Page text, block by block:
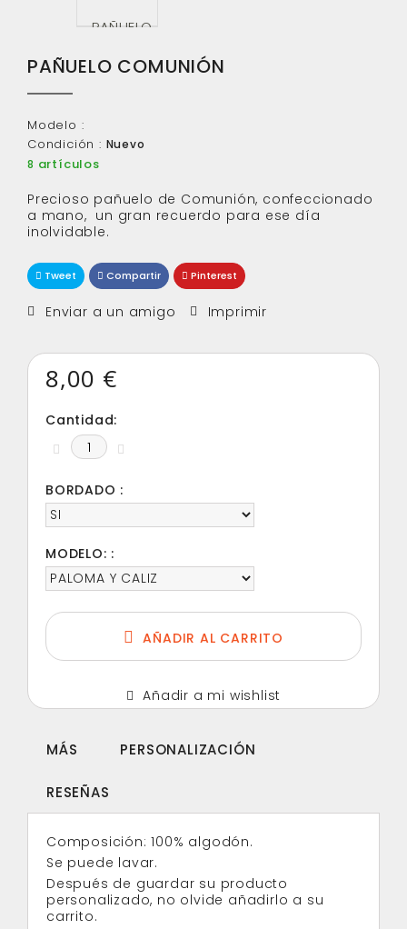
PAÑUELO COMUNIÓN
Modelo :
Condición : Nuevo
8 artículos
Precioso pañuelo de Comunión, confeccionado
a mano, un gran recuerdo para ese día
inolvidable.
Tweet Compartir Pinterest
Enviar a un amigo Imprimir
8,00 €
Cantidad:
BORDADO :
MODELO: :
AÑADIR AL CARRITO
Añadir a mi wishlist
MÁS PERSONALIZACIÓN
RESEÑAS
Composición: 100% algodón.
Se puede lavar.
Después de guardar su producto
personalizado, no olvide añadirlo a su
carrito.